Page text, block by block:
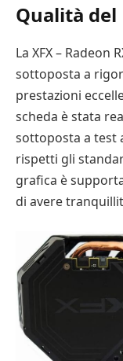
Qualità
La XFX – Radeon
sottoposta a
prestazioni
scheda è stata
sottoposta a test
rispetti gli
grafica è
di avere